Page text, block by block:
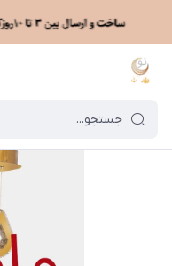
ماه نو / خرید لوستر بر اساس